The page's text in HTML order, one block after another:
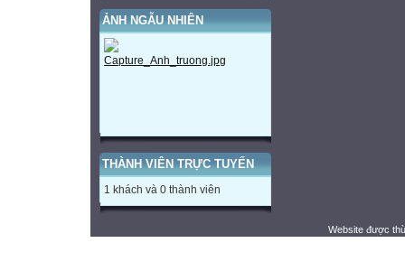
ẢNH NGẪU NHIÊN
THÀNH VIÊN TRỰC TUYẾN
1 khách và 0 thành viên
Website được